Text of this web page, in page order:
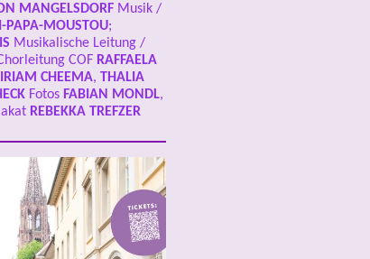
MANGELSDORF Musik /
PAPA-MOUSTOU;
Musikalische Leitung /
COF RAFFAELA
CHEEMA, THALIA
Fotos FABIAN MONDL,
REBEKKA TREFZER